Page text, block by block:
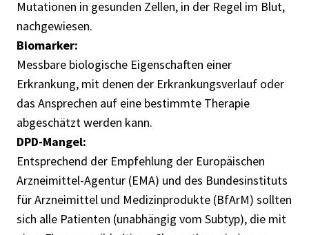
Mutationen in gesunden Zellen, in der Regel im Blut,
nachgewiesen.
Biomarker:
Messbare biologische Eigenschaften einer
Erkrankung, mit denen der Erkrankungsverlauf oder
das Ansprechen auf eine bestimmte Therapie
abgeschätzt werden kann.
DPD-Mangel:
Entsprechend der Empfehlung der Europäischen
Arzneimittel-Agentur (EMA) und des Bundesinstituts
für Arzneimittel und Medizinprodukte (BfArM) sollten
sich alle Patienten (unabhängig vom Subtyp), die mit